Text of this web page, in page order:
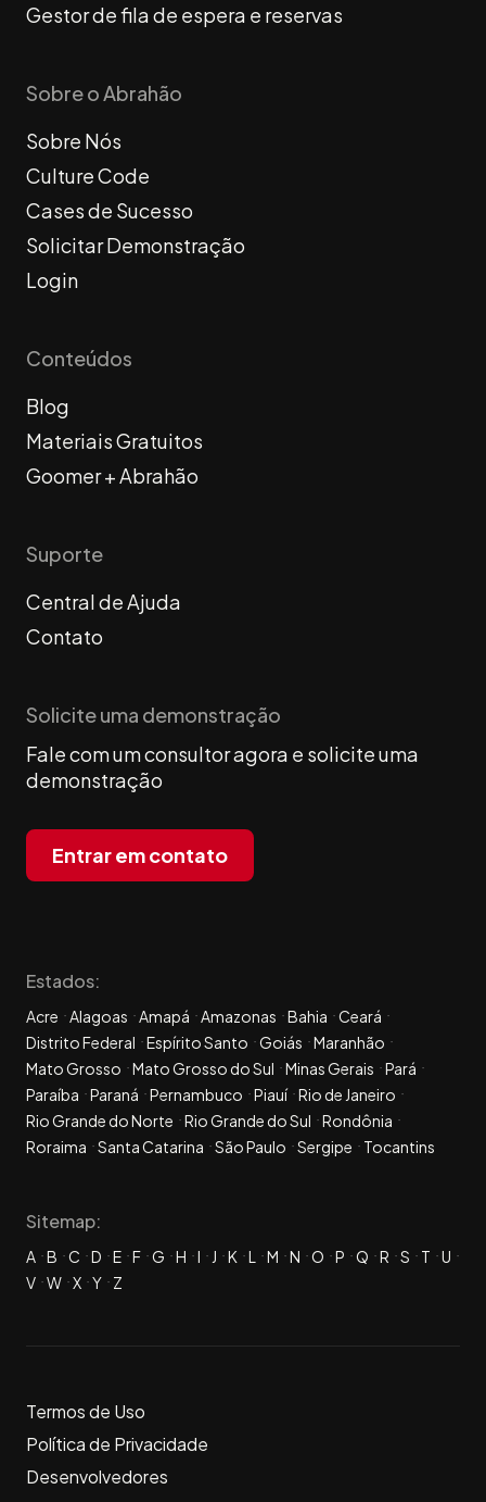
Gestor de fila de espera e reservas
Sobre o Abrahão
Sobre Nós
Culture Code
Cases de Sucesso
Solicitar Demonstração
Login
Conteúdos
Blog
Materiais Gratuitos
Goomer + Abrahão
Suporte
Central de Ajuda
Contato
Solicite uma demonstração
Fale com um consultor agora e solicite uma
demonstração
Entrar em contato
Estados:
Acre Alagoas Amapá Amazonas Bahia
Ceará
Distrito Federal
Espírito Santo Goiás
Maranhão
Mato Grosso
Mato Grosso do Sul Minas Gerais
Pará
Paraíba
Paraná Pernambuco Piauí Rio de Janeiro
Rio Grande do Norte
Rio Grande do Sul
Rondônia
Roraima
Santa Catarina São Paulo Sergipe Tocantins
Sitemap:
A B C D E F G H I J K L M N O P Q R S T
U
V W X Y Z
Termos de Uso
Política de Privacidade
Desenvolvedores